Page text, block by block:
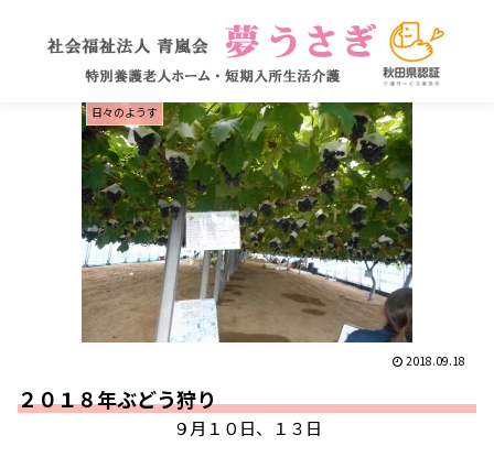
日々のようす
2018.09.18
２０１８年ぶどう狩り
９月１０日、１３日